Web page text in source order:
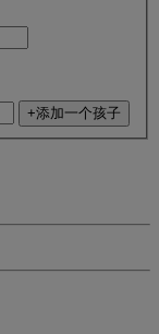
+添加一个孩子